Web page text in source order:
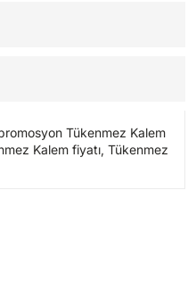
Tükenmez Kalem
Kalem fiyatı, Tükenmez